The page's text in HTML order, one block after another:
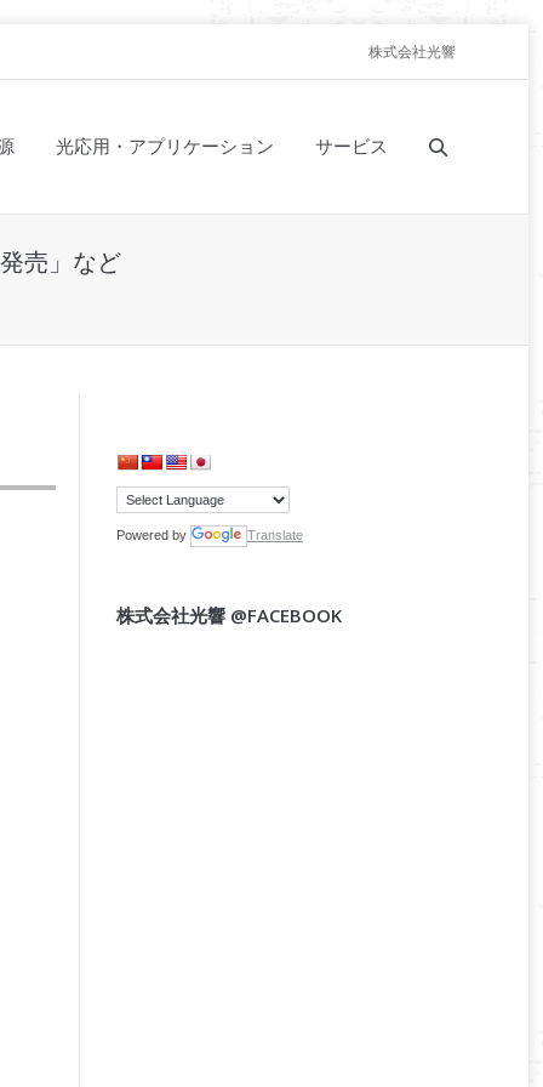
株式会社光響
光応用・アプリケーション サービス
売」など
Powered by Translate
株式会社光響 @FACEBOOK